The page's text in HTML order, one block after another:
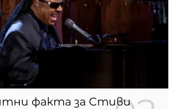
факта за Стиви